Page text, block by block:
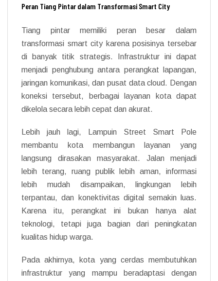
Peran Tiang Pintar dalam Transformasi Smart City
Tiang pintar memiliki peran besar dalam
transformasi smart city karena posisinya tersebar
di banyak titik strategis. Infrastruktur ini dapat
menjadi penghubung antara perangkat lapangan,
jaringan komunikasi, dan pusat data cloud. Dengan
koneksi tersebut, berbagai layanan kota dapat
dikelola secara lebih cepat dan akurat.
Lebih jauh lagi, Lampuin Street Smart Pole
membantu kota membangun layanan yang
langsung dirasakan masyarakat. Jalan menjadi
lebih terang, ruang publik lebih aman, informasi
lebih mudah disampaikan, lingkungan lebih
terpantau, dan konektivitas digital semakin luas.
Karena itu, perangkat ini bukan hanya alat
teknologi, tetapi juga bagian dari peningkatan
kualitas hidup warga.
Pada akhirnya, kota yang cerdas membutuhkan
infrastruktur yang mampu beradaptasi dengan